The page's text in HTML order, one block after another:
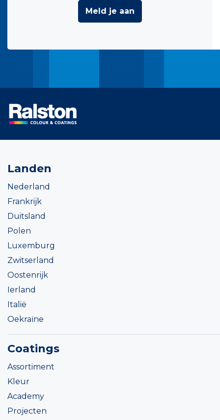
Meld je aan
Landen
Nederland
Frankrijk
Duitsland
Polen
Luxemburg
Zwitserland
Oostenrijk
Ierland
Italië
Oekraïne
Coatings
Assortiment
Kleur
Academy
Projecten